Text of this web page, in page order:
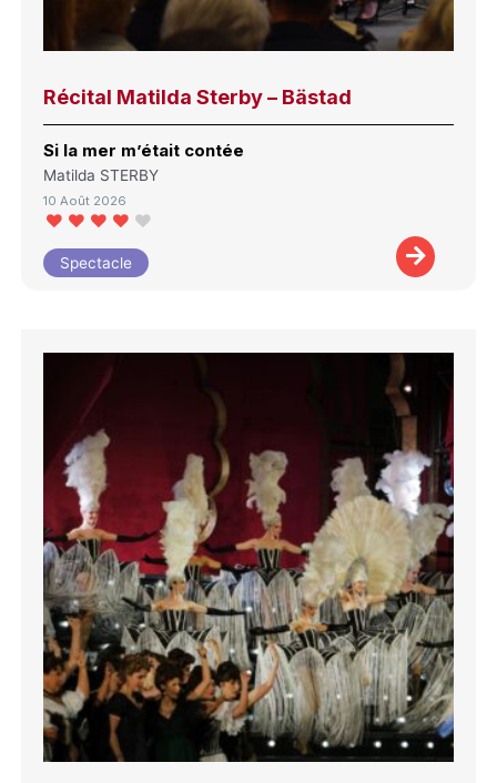
Récital Matilda Sterby – Bästad
Si la mer m’était contée
Matilda STERBY
10 Août 2026
Spectacle